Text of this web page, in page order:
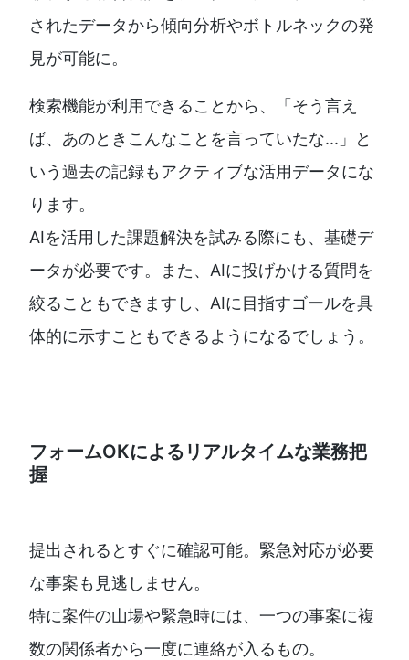
されたデータから傾向分析やボトルネックの発
見が可能に。
検索機能が利用できることから、「そう言え
ば、あのときこんなことを言っていたな...」と
いう過去の記録もアクティブな活用データにな
ります。
AIを活用した課題解決を試みる際にも、基礎デ
ータが必要です。また、AIに投げかける質問を
絞ることもできますし、AIに目指すゴールを具
体的に示すこともできるようになるでしょう。
フォームOKによるリアルタイムな業務把
握
提出されるとすぐに確認可能。緊急対応が必要
な事案も見逃しません。
特に案件の山場や緊急時には、一つの事案に複
数の関係者から一度に連絡が入るもの。